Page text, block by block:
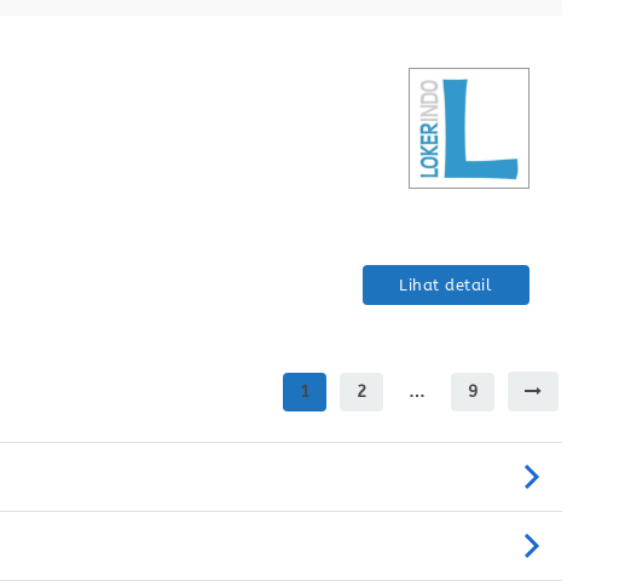
Lihat detail
1 2 … 9